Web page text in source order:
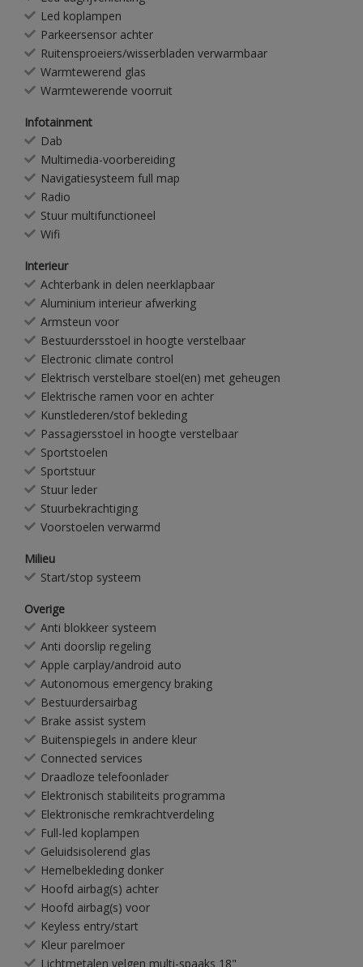
Led koplampen
Parkeersensor achter
Ruitensproeiers/wisserbladen verwarmbaar
Warmtewerend glas
Warmtewerende voorruit
Infotainment
Dab
Multimedia-voorbereiding
Navigatiesysteem full map
Radio
Stuur multifunctioneel
Wifi
Interieur
Achterbank in delen neerklapbaar
Aluminium interieur afwerking
Armsteun voor
Bestuurdersstoel in hoogte verstelbaar
Electronic climate control
Elektrisch verstelbare stoel(en) met geheugen
Elektrische ramen voor en achter
Kunstlederen/stof bekleding
Passagiersstoel in hoogte verstelbaar
Sportstoelen
Sportstuur
Stuur leder
Stuurbekrachtiging
Voorstoelen verwarmd
Milieu
Start/stop systeem
Overige
Anti blokkeer systeem
Anti doorslip regeling
Apple carplay/android auto
Autonomous emergency braking
Bestuurdersairbag
Brake assist system
Buitenspiegels in andere kleur
Connected services
Draadloze telefoonlader
Elektronisch stabiliteits programma
Elektronische remkrachtverdeling
Full-led koplampen
Geluidsisolerend glas
Hemelbekleding donker
Hoofd airbag(s) achter
Hoofd airbag(s) voor
Keyless entry/start
Kleur parelmoer
Lichtmetalen velgen multi-spaaks 18"